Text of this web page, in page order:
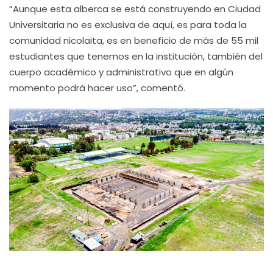
“Aunque esta alberca se está construyendo en Ciudad
Universitaria no es exclusiva de aquí, es para toda la
comunidad nicolaita, es en beneficio de más de 55 mil
estudiantes que tenemos en la institución, también del
cuerpo académico y administrativo que en algún
momento podrá hacer uso”, comentó.